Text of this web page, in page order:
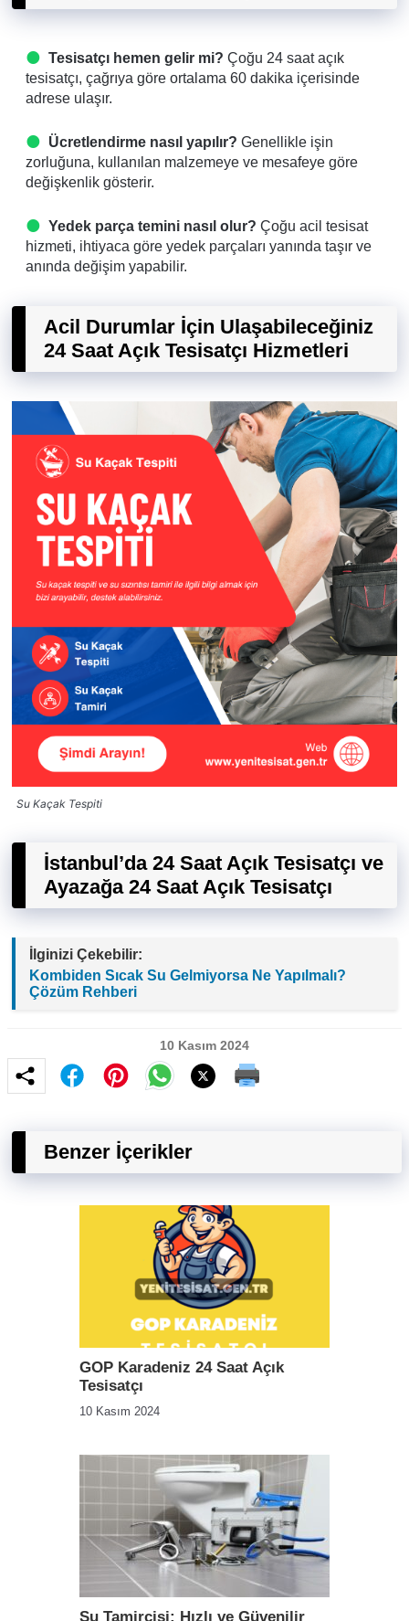
Tesisatçı hemen gelir mi? Çoğu 24 saat açık
tesisatçı, çağrıya göre ortalama 60 dakika içerisinde
adrese ulaşır.
Ücretlendirme nasıl yapılır? Genellikle işin
zorluğuna, kullanılan malzemeye ve mesafeye göre
değişkenlik gösterir.
Yedek parça temini nasıl olur? Çoğu acil tesisat
hizmeti, ihtiyaca göre yedek parçaları yanında taşır ve
anında değişim yapabilir.
Acil Durumlar İçin Ulaşabileceğiniz
24 Saat Açık Tesisatçı Hizmetleri
Su Kaçak Tespiti
İstanbul’da 24 Saat Açık Tesisatçı ve
Ayazağa 24 Saat Açık Tesisatçı
İlginizi Çekebilir:
Kombiden Sıcak Su Gelmiyorsa Ne Yapılmalı?
Çözüm Rehberi
10 Kasım 2024
Benzer İçerikler
GOP Karadeniz 24 Saat Açık
Tesisatçı
10 Kasım 2024
Su Tamircisi: Hızlı ve Güvenilir